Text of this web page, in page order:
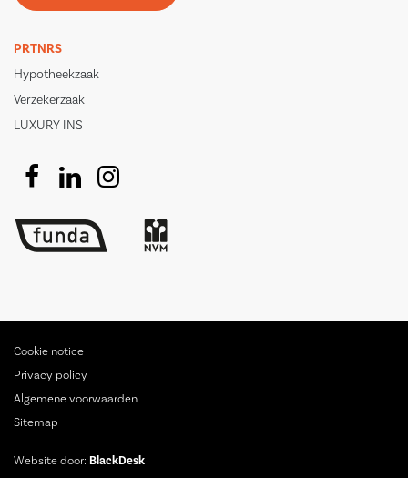
PRTNRS
Hypotheekzaak
Verzekerzaak
LUXURY INS
Website door: BlackDesk
Cookie notice
Privacy policy
Algemene voorwaarden
Sitemap